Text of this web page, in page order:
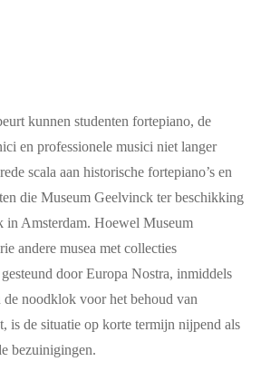
kunnen studenten fortepiano, de
en professionele musici niet langer
scala aan historische fortepiano’s en
die Museum Geelvinck ter beschikking
in Amsterdam. Hoewel Museum
andere musea met collecties
door Europa Nostra, inmiddels
noodklok voor het behoud van
is de situatie op korte termijn nijpend als
bezuinigingen.